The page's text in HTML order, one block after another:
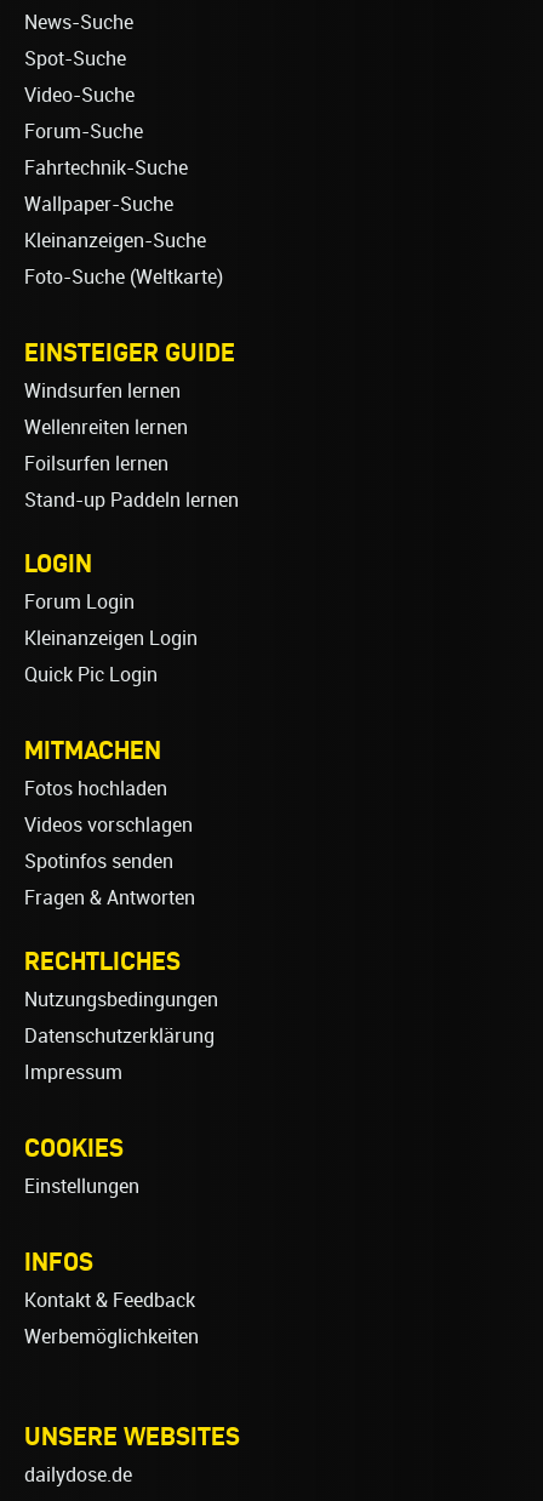
News-Suche
Spot-Suche
Video-Suche
Forum-Suche
Fahrtechnik-Suche
Wallpaper-Suche
Kleinanzeigen-Suche
Foto-Suche (Weltkarte)
EINSTEIGER GUIDE
Windsurfen lernen
Wellenreiten lernen
Foilsurfen lernen
Stand-up Paddeln lernen
LOGIN
Forum Login
Kleinanzeigen Login
Quick Pic Login
MITMACHEN
Fotos hochladen
Videos vorschlagen
Spotinfos senden
Fragen & Antworten
RECHTLICHES
Nutzungsbedingungen
Datenschutzerklärung
Impressum
COOKIES
Einstellungen
INFOS
Kontakt & Feedback
Werbemöglichkeiten
UNSERE WEBSITES
dailydose.de